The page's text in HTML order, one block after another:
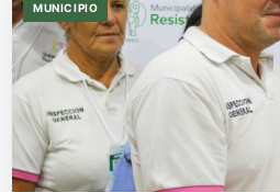
MUNICIPIO